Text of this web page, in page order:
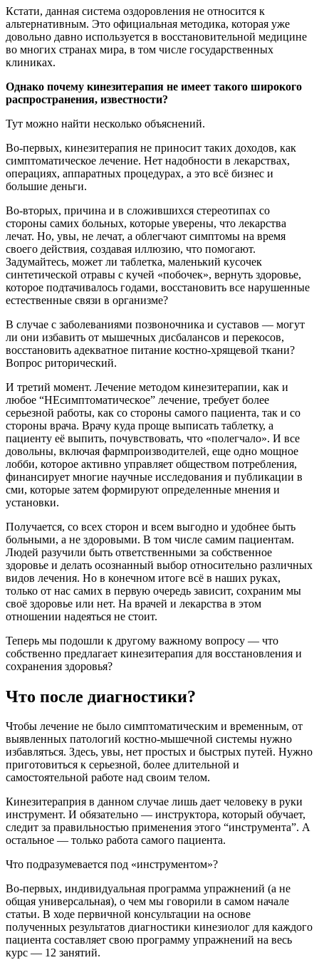
Кстати, данная система оздоровления не относится к
альтернативным. Это официальная методика, которая уже
довольно давно используется в восстановительной медицине
во многих странах мира, в том числе государственных
клиниках.
Однако почему кинезитерапия не имеет такого широкого
распространения, известности?
Тут можно найти несколько объяснений.
Во-первых, кинезитерапия не приносит таких доходов, как
симптоматическое лечение. Нет надобности в лекарствах,
операциях, аппаратных процедурах, а это всё бизнес и
большие деньги.
Во-вторых, причина и в сложившихся стереотипах со
стороны самих больных, которые уверены, что лекарства
лечат. Но, увы, не лечат, а облегчают симптомы на время
своего действия, создавая иллюзию, что помогают.
Задумайтесь, может ли таблетка, маленький кусочек
синтетической отравы с кучей «побочек», вернуть здоровье,
которое подтачивалось годами, восстановить все нарушенные
естественные связи в организме?
В случае с заболеваниями позвоночника и суставов — могут
ли они избавить от мышечных дисбалансов и перекосов,
восстановить адекватное питание костно-хрящевой ткани?
Вопрос риторический.
И третий момент. Лечение методом кинезитерапии, как и
любое “НЕсимптоматическое” лечение, требует более
серьезной работы, как со стороны самого пациента, так и со
стороны врача. Врачу куда проще выписать таблетку, а
пациенту её выпить, почувствовать, что «полегчало». И все
довольны, включая фармпроизводителей, еще одно мощное
лобби, которое активно управляет обществом потребления,
финансирует многие научные исследования и публикации в
сми, которые затем формируют определенные мнения и
установки.
Получается, со всех сторон и всем выгодно и удобнее быть
больными, а не здоровыми. В том числе самим пациентам.
Людей разучили быть ответственными за собственное
здоровье и делать осознанный выбор относительно различных
видов лечения. Но в конечном итоге всё в наших руках,
только от нас самих в первую очередь зависит, сохраним мы
своё здоровье или нет. На врачей и лекарства в этом
отношении надеяться не стоит.
Теперь мы подошли к другому важному вопросу — что
собственно предлагает кинезитерапия для восстановления и
сохранения здоровья?
Что после диагностики?
Чтобы лечение не было симптоматическим и временным, от
выявленных патологий костно-мышечной системы нужно
избавляться. Здесь, увы, нет простых и быстрых путей. Нужно
приготовиться к серьезной, более длительной и
самостоятельной работе над своим телом.
Кинезитераприя в данном случае лишь дает человеку в руки
инструмент. И обязательно — инструктора, который обучает,
следит за правильностью применения этого “инструмента”. А
остальное — только работа самого пациента.
Что подразумевается под «инструментом»?
Во-первых, индивидуальная программа упражнений (а не
общая универсальная), о чем мы говорили в самом начале
статьи. В ходе первичной консультации на основе
полученных результатов диагностики кинезиолог для каждого
пациента составляет свою программу упражнений на весь
курс — 12 занятий.